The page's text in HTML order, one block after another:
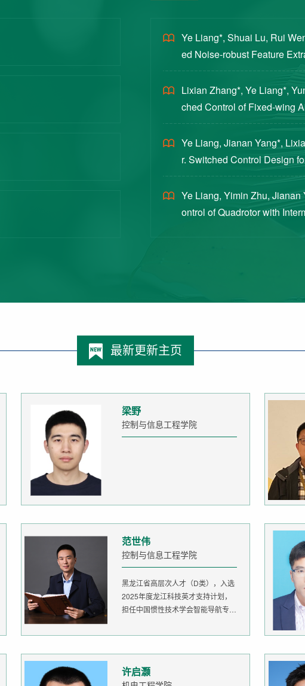
Ye Liang*, Shuai Lu, Rui
ed Noise-robust Feature
cience China Technological
Lixian Zhang*, Ye Liang*,
ched Control of Fixed-wing
yloads [J]. Journal of
Ye Liang, Jianan Yang*,
r. Switched Control Design
ex Intermittent
Ye Liang, Yimin Zhu,
ontrol of Quadrotor with
最新更新主页
梁野
控制与信息工程学院
范世伟
控制与信息工程学院
黑龙江省高层次人才（D类），入选
2025年度龙江科技英才支持计划，
担任中国惯性技术学会智能导航专委
许启灏